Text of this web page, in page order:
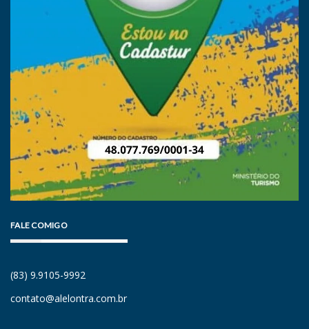
FALE COMIGO
(83) 9.9105-9992
contato@alelontra.com.br